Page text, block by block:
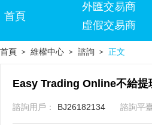
首頁
外匯交易商
虛假交易商
首頁 > 維權中心 > 諮詢 > 正文
Easy Trading Online不給提
諮詢用戶： BJ26182134 諮詢平